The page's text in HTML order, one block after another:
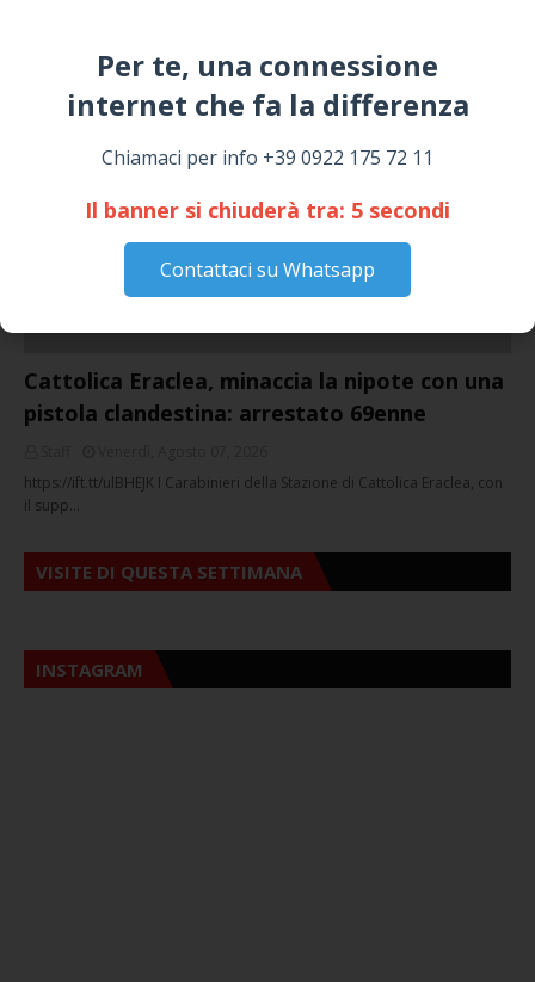
Per te, una connessione
internet che fa la differenza​
Chiamaci per info +39 0922 175 72 11
Il banner si chiuderà tra: 5 secondi
Contattaci su Whatsapp
SICULIANA PER I FESTEGGIAMENTI DI SAN
March 16, 2026
Cattolica Eraclea, minaccia la nipote con una
pistola clandestina: arrestato 69enne
https://ift.tt/ulBHEJK I Carabinieri della Stazione di Cattolica Eraclea, con
il supp…
VISITE DI QUESTA SETTIMANA
INSTAGRAM